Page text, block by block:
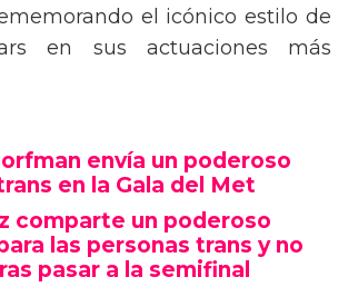
el icónico estilo de
en sus actuaciones más
envía un poderoso
en la Gala del Met
comparte un poderoso
las personas trans y no
pasar a la semifinal